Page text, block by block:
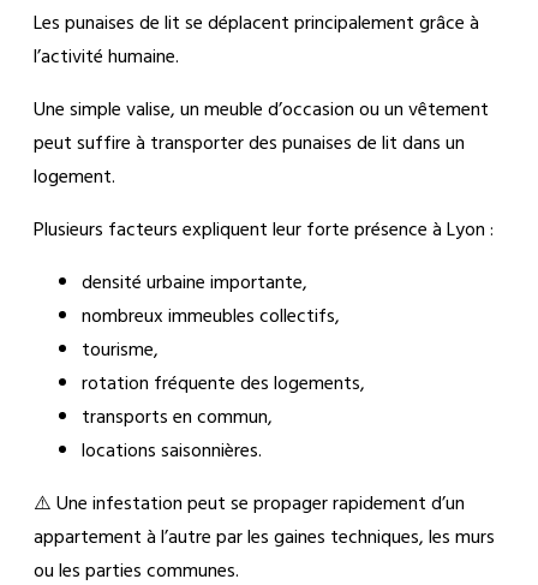
Les punaises de lit se déplacent principalement grâce à
l’activité humaine.
Une simple valise, un meuble d’occasion ou un vêtement
peut suffire à transporter des punaises de lit dans un
logement.
Plusieurs facteurs expliquent leur forte présence à Lyon :
densité urbaine importante,
nombreux immeubles collectifs,
tourisme,
rotation fréquente des logements,
transports en commun,
locations saisonnières.
⚠️ Une infestation peut se propager rapidement d’un
appartement à l’autre par les gaines techniques, les murs
ou les parties communes.